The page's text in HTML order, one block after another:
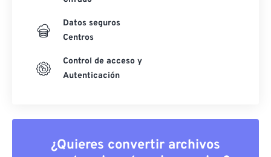
Datos seguros
Centros
Control de acceso y
Autenticación
¿Quieres convertir archivos